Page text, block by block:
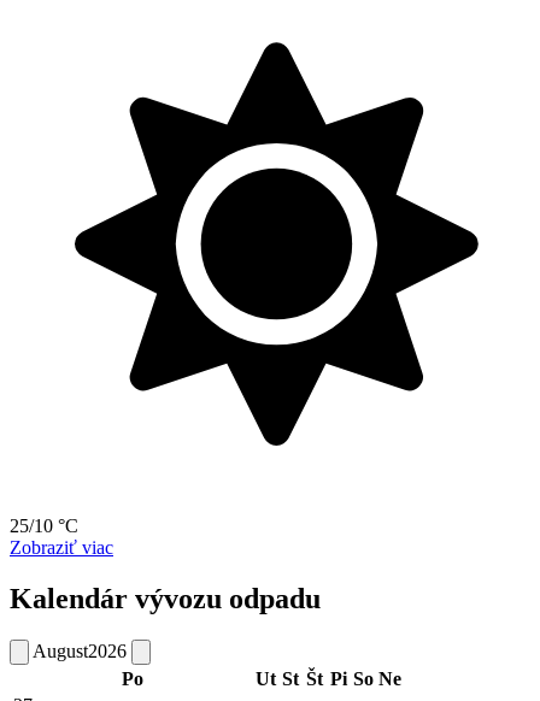
25/10 °C
Zobraziť viac
Kalendár vývozu odpadu
August2026
Po
Ut St Št Pi So Ne